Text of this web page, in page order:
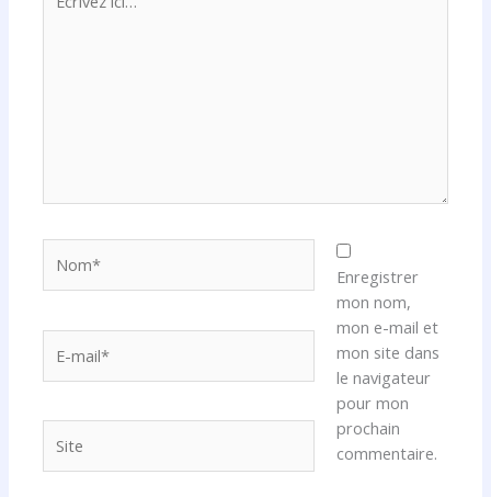
ici…
mail*
Enregistrer
mon nom,
mon e-mail et
mon site dans
le navigateur
pour mon
prochain
commentaire.